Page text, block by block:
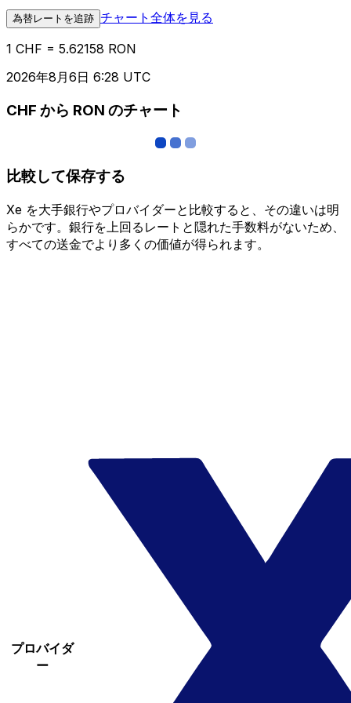
為替レートを追跡 チャート全体を見る
1 CHF = 5.62158 RON
2026年8月6日 6:28 UTC
CHF から RON のチャート
比較して保存する
Xe を大手銀行やプロバイダーと比較すると、その違いは明
らかです。銀行を上回るレートと隠れた手数料がないため、
すべての送金でより多くの価値が得られます。
プロバイダ
ー